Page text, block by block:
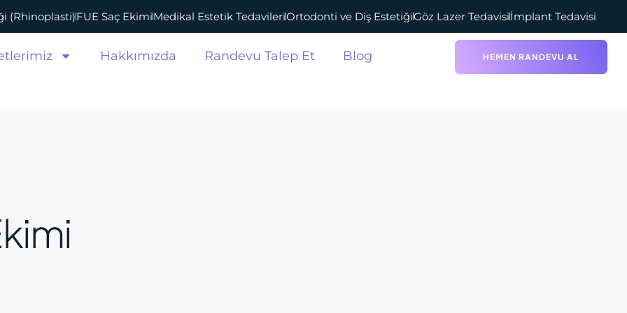
(Rhinoplasti)FUE Saç EkimiMedikal Estetik TedavileriOrtodonti ve Diş EstetiğiGöz Lazer Tedavisiİmplant Tedavisi
Hakkımızda Randevu Talep Et Blog HEMEN RANDEVU AL